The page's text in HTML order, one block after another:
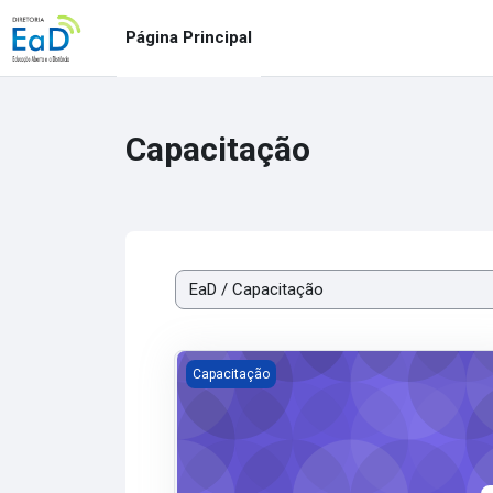
Salta al contenido principal
Página Principal
Capacitação
Categorías
Capacitação ENADE 2026 - Prova Teórica
Capacitação